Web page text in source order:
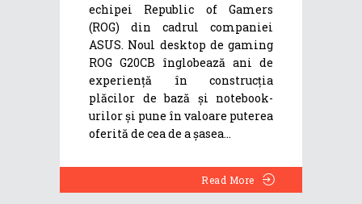
echipei Republic of Gamers
(ROG) din cadrul companiei
ASUS. Noul desktop de gaming
ROG G20CB înglobează ani de
experiență în construcția
plăcilor de bază și notebook-
urilor și pune în valoare puterea
oferită de cea de a șasea
Read More